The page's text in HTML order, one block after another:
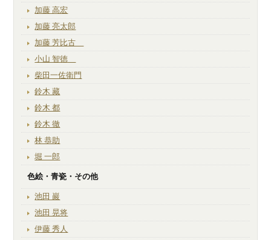
加藤 高宏
加藤 亮太郎
加藤 芳比古
小山 智徳
柴田一佐衛門
鈴木 藏
鈴木 都
鈴木 徹
林 恭助
堀 一郎
色絵・青瓷・その他
池田 巖
池田 晃将
伊藤 秀人